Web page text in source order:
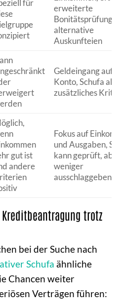
für
erweiterte
Bonitätsprüfung
alternative
Auskunfteien
Geldeingang auf
Konto, Schufa als
zusätzliches
gut ist
andere
Fokus auf
und Ausgaben,
kann geprüft,
weniger
ausschlaggebend
trotz
bei der Suche nach
Schufa ähnliche
Chancen weiter
Verträgen führen: